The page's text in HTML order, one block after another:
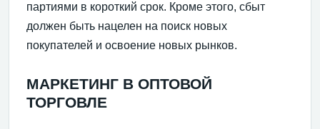
партиями в короткий срок. Кроме этого, сбыт
должен быть нацелен на поиск новых
покупателей и освоение новых рынков.
МАРКЕТИНГ В ОПТОВОЙ
ТОРГОВЛЕ